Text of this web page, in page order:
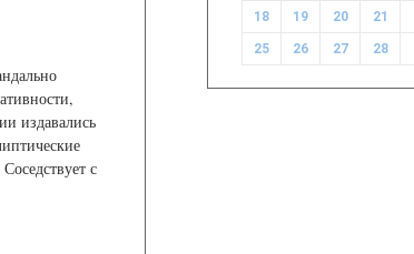
издавались
с
18 19 20 21
25 26 27 28